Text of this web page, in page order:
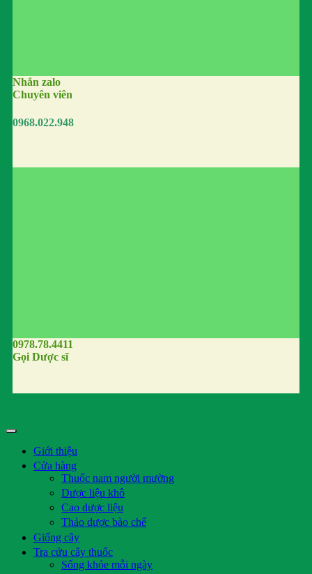
Nhắn zalo
Chuyên viên
0968.022.948
0978.78.4411
Gọi Dược sĩ
Giới thiệu
Cửa hàng
Thuốc nam người mường
Dược liệu khô
Cao dược liệu
Thảo dược bào chế
Giống cây
Tra cứu cây thuốc
Sống khỏe mỗi ngày